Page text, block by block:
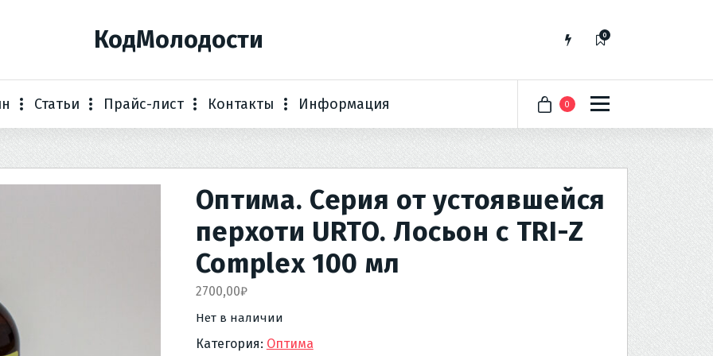
КодМолодости 0
Статьи Прайс-лист Контакты Информация 0
Оптима. Серия от устоявшейся
перхоти URTO. Лосьон с TRI-Z
Complex 100 мл
2700,00₽
Нет в наличии
Категория: Оптима